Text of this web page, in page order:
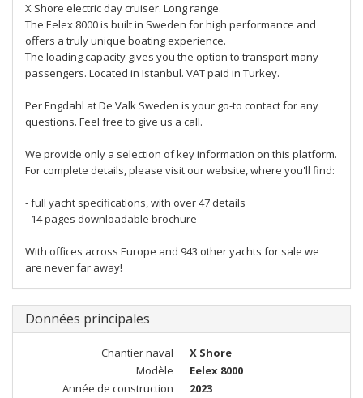
X Shore electric day cruiser. Long range.
The Eelex 8000 is built in Sweden for high performance and
offers a truly unique boating experience.
The loading capacity gives you the option to transport many
passengers. Located in Istanbul. VAT paid in Turkey.
Per Engdahl at De Valk Sweden is your go-to contact for any
questions. Feel free to give us a call.
We provide only a selection of key information on this platform.
For complete details, please visit our website, where you'll find:
- full yacht specifications, with over 47 details
- 14 pages downloadable brochure
With offices across Europe and 943 other yachts for sale we
are never far away!
Données principales
Chantier naval
X Shore
Modèle
Eelex 8000
Année de construction
2023